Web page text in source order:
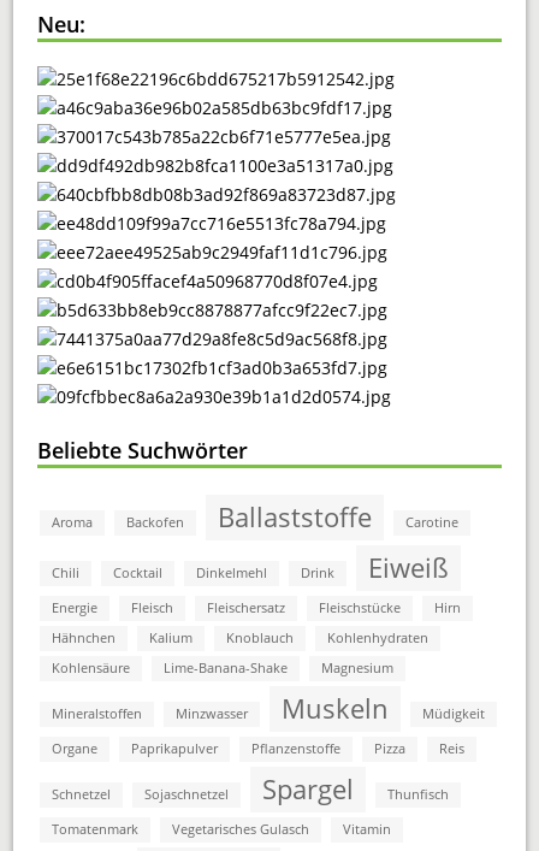
Neu:
Beliebte Suchwörter
Aroma Backofen Ballaststoffe Carotine
Chili Cocktail Dinkelmehl Drink Eiweiß
Energie Fleisch Fleischersatz Fleischstücke
Hirn
Hähnchen
Kalium Knoblauch
Kohlenhydraten
Kohlensäure
Lime-Banana-Shake Magnesium
Mineralstoffen Minzwasser Muskeln Müdigkeit
Organe Paprikapulver Pflanzenstoffe Pizza Reis
Schnetzel Sojaschnetzel Spargel Thunfisch
Tomatenmark Vegetarisches Gulasch Vitamin